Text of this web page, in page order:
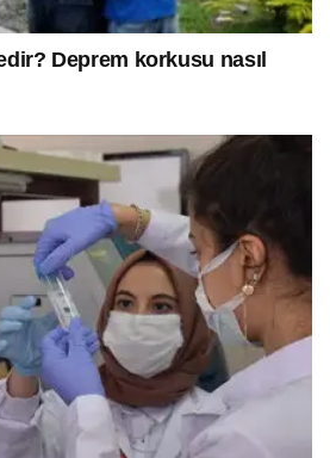
Deprem korkusu nasıl